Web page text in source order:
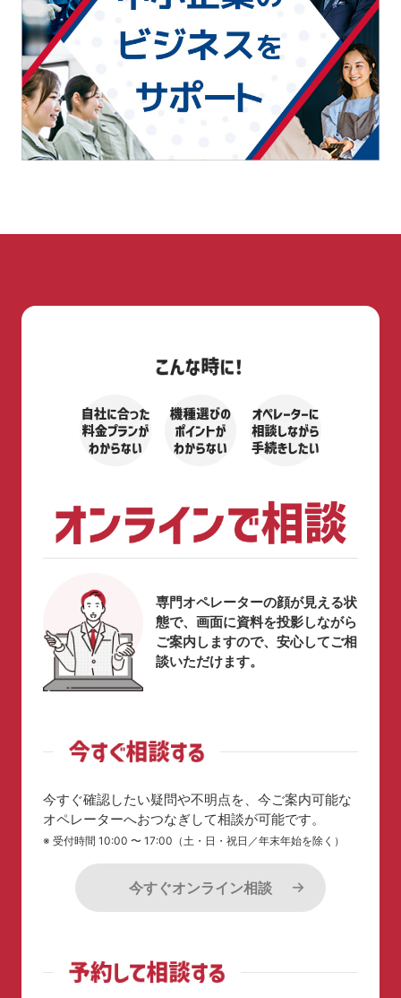
専門オペレーターの顔が見える状
態で、画面に資料を投影しながら
ご案内しますので、安心してご相
談いただけます。
今すぐ確認したい疑問や不明点を、今ご案内可能な
オペレーターへおつなぎして相談が可能です。
※ 受付時間 10:00 〜 17:00（土・日・祝日／年末年始を除く）
今すぐオンライン相談